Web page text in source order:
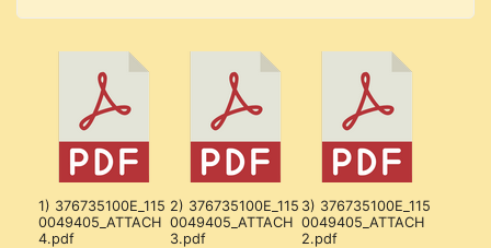
1) 376735100E_115
0049405_ATTACH
4.pdf
2) 376735100E_115
0049405_ATTACH
3.pdf
3) 376735100E_115
0049405_ATTACH
2.pdf